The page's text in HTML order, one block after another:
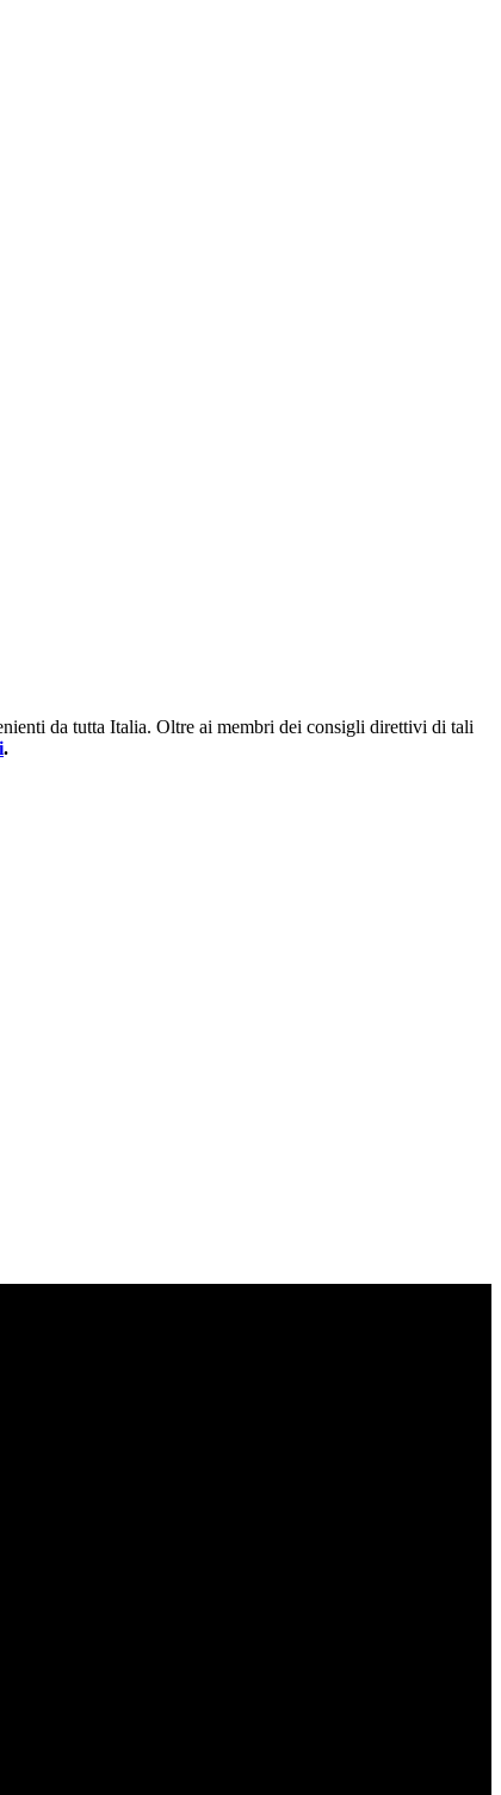
da tutta Italia. Oltre ai membri dei consigli direttivi di tali
.